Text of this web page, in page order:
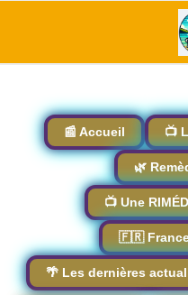
📰 Accueil 📺
🌿
📺 Une
🇫🇷 France
🌴 Les dernières